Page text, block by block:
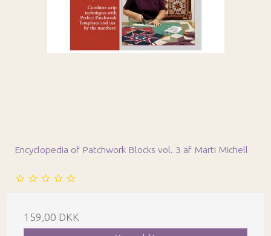
Encyclopedia of Patchwork Blocks vol. 3 af Marti Michell
159,00 DKK